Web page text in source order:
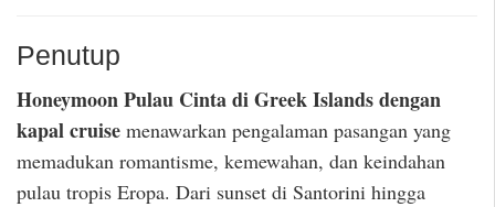
Penutup
Honeymoon Pulau Cinta di Greek Islands dengan
kapal cruise menawarkan pengalaman pasangan yang
memadukan romantisme, kemewahan, dan keindahan
pulau tropis Eropa. Dari sunset di Santorini hingga